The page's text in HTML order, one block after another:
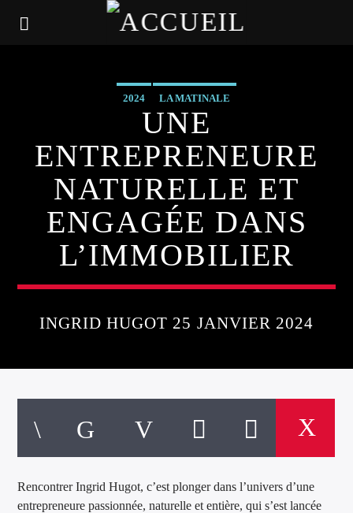
2024 LA MATINALE
UNE
ENTREPRENEURE
NATURELLE ET
ENGAGÉE DANS
L’IMMOBILIER
INGRID HUGOT 25 JANVIER 2024
Rencontrer Ingrid Hugot, c’est plonger dans l’univers d’une
entrepreneure passionnée, naturelle et entière, qui s’est lancée